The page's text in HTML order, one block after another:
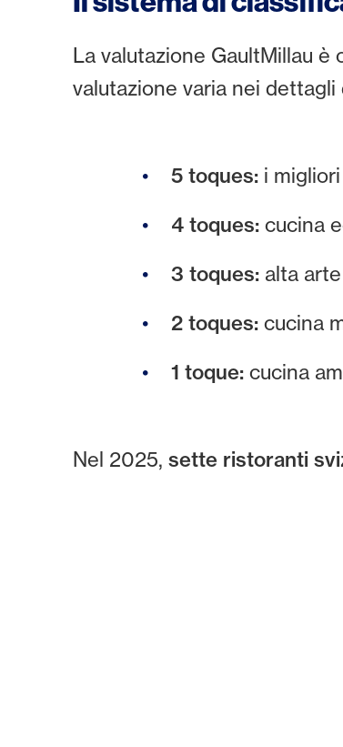
La valutazione GaultMillau
valutazione varia nei dettagli
5 toques: i
4 toques: cucina
3 toques: alta
2 toques: cucina
1 toque: cucina
Nel 2025, sette ristoranti